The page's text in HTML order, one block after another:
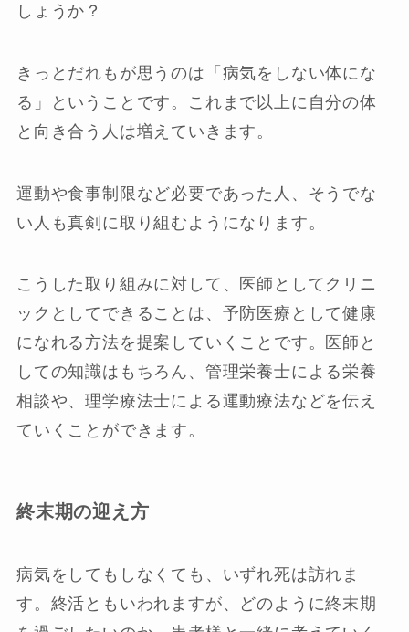
しょうか？
きっとだれもが思うのは「病気をしない体にな
る」ということです。これまで以上に自分の体
と向き合う人は増えていきます。
運動や食事制限など必要であった人、そうでな
い人も真剣に取り組むようになります。
こうした取り組みに対して、医師としてクリニ
ックとしてできることは、予防医療として健康
になれる方法を提案していくことです。医師と
しての知識はもちろん、管理栄養士による栄養
相談や、理学療法士による運動療法などを伝え
ていくことができます。
終末期の迎え方
病気をしてもしなくても、いずれ死は訪れま
す。終活ともいわれますが、どのように終末期